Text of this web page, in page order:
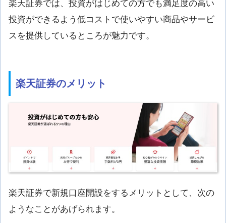
楽天証券では、投資がはじめての方でも満足度の高い
投資ができるよう低コストで使いやすい商品やサービ
スを提供しているところが魅力です。
楽天証券のメリット
楽天証券で新規口座開設をするメリットとして、次の
ようなことがあげられます。